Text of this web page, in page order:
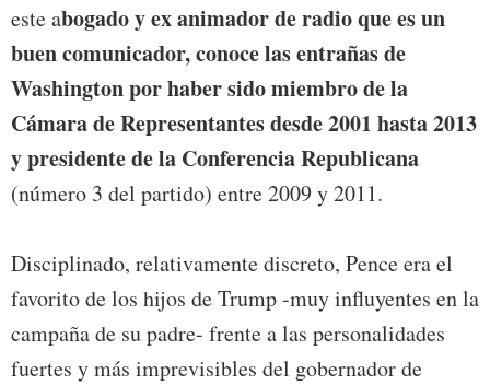
este abogado y ex animador de radio que es un
buen comunicador, conoce las entrañas de
Washington por haber sido miembro de la
Cámara de Representantes desde 2001 hasta 2013
y presidente de la Conferencia Republicana
(número 3 del partido) entre 2009 y 2011.
Disciplinado, relativamente discreto, Pence era el
favorito de los hijos de Trump -muy influyentes en la
campaña de su padre- frente a las personalidades
fuertes y más imprevisibles del gobernador de